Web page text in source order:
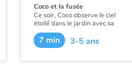
Coco et la fusée
Ce soir, Coco observe le ciel
étoilé dans le jardin avec sa
famille. Elle aimerait tant
visiter la lune… Alors Papa,
qui est un peu bricoleur, lui
7 min 3-5 ans